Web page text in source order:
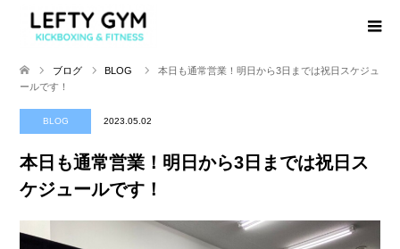
ブログ BLOG
本日も通常営業！明日から3日までは祝日スケジュ
ールです！
BLOG 2023.05.02
本日も通常営業！明日から3日までは祝日ス
ケジュールです！